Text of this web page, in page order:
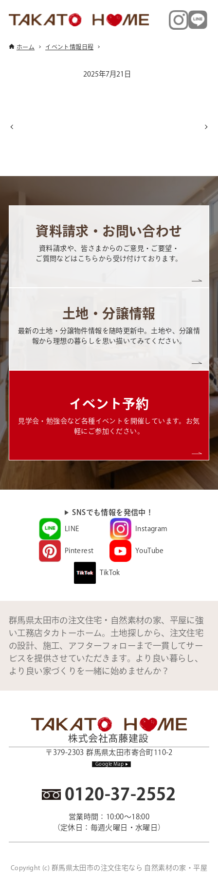
ホーム イベント情報日程
2025年7月21日
資料請求・お問い合わせ
資料請求や、皆さまからのご意見・ご要望・
ご質問などはこちらから受け付けております。
土地・分譲情報
最新の土地・分譲物件情報を随時更新中。土地や、分譲情
報から理想の暮らしを思い描いてみてください。
イベント予約
見学会・勉強会など各種イベントを開催しています。お気
軽にご参加ください。
SNSでも情報を発信中！
LINE Instagram
Pinterest YouTube
TikTok
群馬県太田市の注文住宅・自然素材の家、平屋に強
い工務店タカトーホーム。土地探しから、注文住宅
の設計、施工、アフターフォローまで一貫してサー
ビスを提供させていただきます。より良い暮らし、
より良い家づくりを一緒に始めませんか？
〒379-2303 群馬県太田市寄合町110-2
Google Map
0120-37-2552
営業時間：10:00～18:00
（定休日：毎週火曜日・水曜日）
Copyright (c) 群馬県太田市の注文住宅なら 自然素材の家・平屋